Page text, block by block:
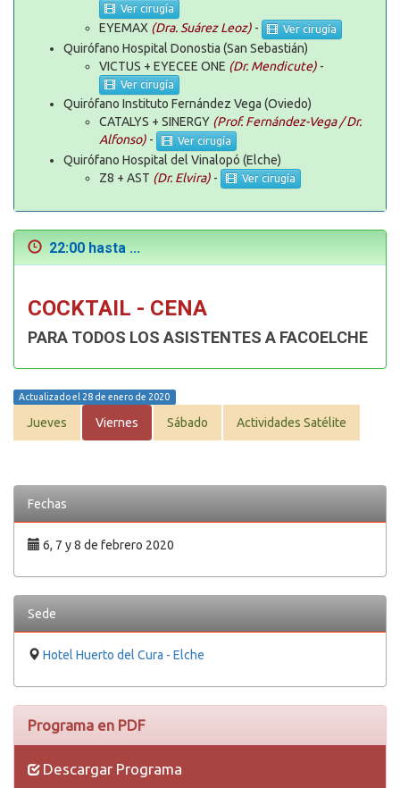
Ver cirugía
EYEMAX (Dra. Suárez Leoz) - Ver cirugía
Quirófano Hospital Donostia (San Sebastián)
VICTUS + EYECEE ONE (Dr. Mendicute) -
Ver cirugía
Quirófano Instituto Fernández Vega (Oviedo)
CATALYS + SINERGY (Prof. Fernández-Vega / Dr.
Alfonso) - Ver cirugía
Quirófano Hospital del Vinalopó (Elche)
Z8 + AST (Dr. Elvira) - Ver cirugía
22:00 hasta ...
COCKTAIL - CENA
PARA TODOS LOS ASISTENTES A FACOELCHE
Actualizado el 28 de enero de 2020
Jueves Viernes Sábado Actividades Satélite
Fechas
6, 7 y 8 de febrero 2020
Sede
Hotel Huerto del Cura - Elche
Programa en PDF
Descargar Programa